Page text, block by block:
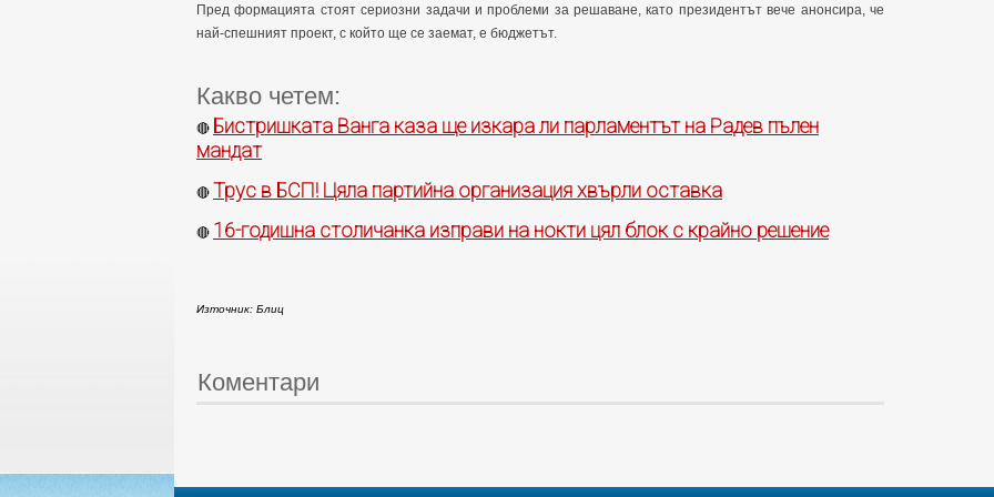
Пред формацията стоят сериозни задачи и проблеми за решаване, като президентът вече анонсира, че
най-спешният проект, с който ще се заемат, е бюджетът.
Какво четем:
🔴 Бистришката Ванга каза ще изкара ли парламентът на Радев пълен
мандат
🔴 Трус в БСП! Цяла партийна организация хвърли оставка
🔴 16-годишна столичанка изправи на нокти цял блок с крайно решение
Източник: Блиц
Коментари